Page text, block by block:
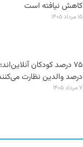
کاهش نیافته است
۱۵ مرداد ۱۴۰۵
درصد والدین نظارت
۷ مرداد ۱۴۰۵